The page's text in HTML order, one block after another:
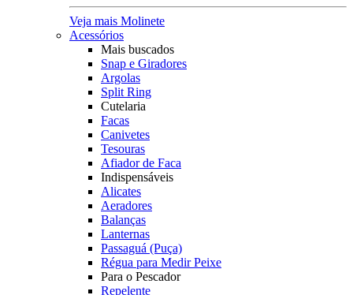
Veja mais Molinete
Acessórios
Mais buscados
Snap e Giradores
Argolas
Split Ring
Cutelaria
Facas
Canivetes
Tesouras
Afiador de Faca
Indispensáveis
Alicates
Aeradores
Balanças
Lanternas
Passaguá (Puça)
Régua para Medir Peixe
Para o Pescador
Repelente